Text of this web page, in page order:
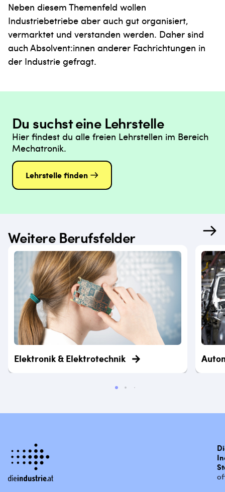
Neben diesem Themenfeld wollen
Industriebetriebe aber auch gut organisiert,
vermarktet und verstanden werden. Daher sind
auch Absolvent:innen anderer Fachrichtungen in
der Industrie gefragt.
Du suchst eine Lehrstelle
Hier findest du alle freien Lehrstellen im Bereich
Mechatronik.
Lehrstelle finden
Weitere Berufsfelder
Elektronik & Elektrotechnik